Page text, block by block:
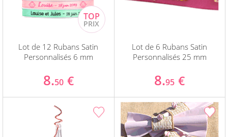
Lot de 12 Rubans Satin
Personnalisés 6 mm
8.50 €
Lot de 6 Rubans Satin
Personnalisés 25 mm
8.95 €